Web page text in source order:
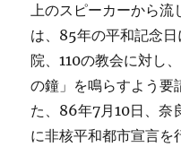
上のスピーカーから流
は、85年の平和記念
院、110の教会に対し
の鐘」を鳴らすよう要
た、86年7月10日、奈
に非核平和都市宣言を